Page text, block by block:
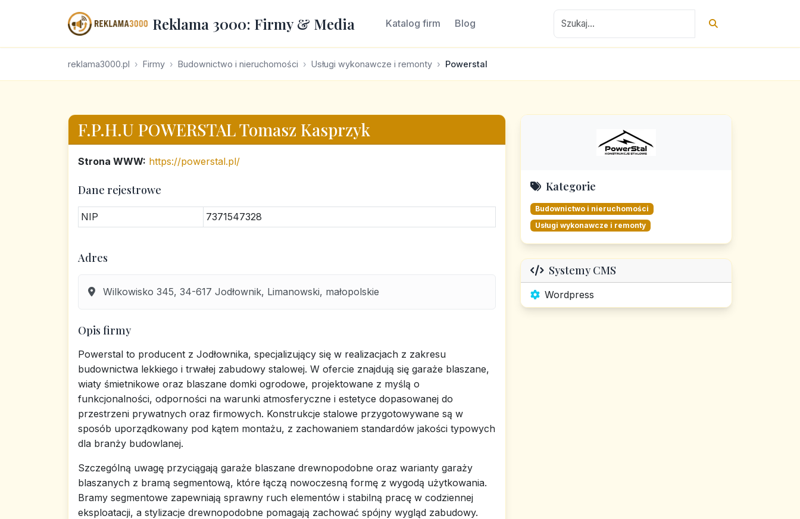
Reklama 3000: Firmy & Media Katalog firm Blog
reklama3000.pl Firmy Budownictwo i nieruchomości Usługi wykonawcze i remonty Powerstal
F.P.H.U POWERSTAL Tomasz Kasprzyk
Strona WWW: https://powerstal.pl/
Dane rejestrowe
NIP 7371547328
Adres
Wilkowisko 345, 34-617 Jodłownik, Limanowski, małopolskie
Opis firmy
Powerstal to producent z Jodłownika, specjalizujący się w realizacjach z zakresu
budownictwa lekkiego i trwałej zabudowy stalowej. W ofercie znajdują się garaże blaszane,
wiaty śmietnikowe oraz blaszane domki ogrodowe, projektowane z myślą o
funkcjonalności, odporności na warunki atmosferyczne i estetyce dopasowanej do
przestrzeni prywatnych oraz firmowych. Konstrukcje stalowe przygotowywane są w
sposób uporządkowany pod kątem montażu, z zachowaniem standardów jakości typowych
dla branży budowlanej.
Szczególną uwagę przyciągają garaże blaszane drewnopodobne oraz warianty garaży
blaszanych z bramą segmentową, które łączą nowoczesną formę z wygodą użytkowania.
Bramy segmentowe zapewniają sprawny ruch elementów i stabilną pracę w codziennej
eksploatacji, a stylizacje drewnopodobne pomagają zachować spójny wygląd zabudowy.
Kategorie
Budownictwo i nieruchomości
Usługi wykonawcze i remonty
Systemy CMS
Wordpress